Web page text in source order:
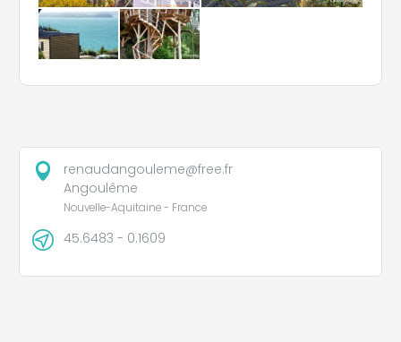
renaudangouleme@free.fr
Angoulême
Nouvelle-Aquitaine - France
45.6483 - 0.1609